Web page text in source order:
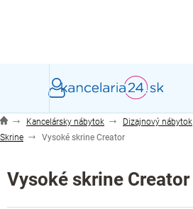
Kancelársky nábytok Dizajnový nábytok
Skrine
Vysoké skrine Creator
Vysoké skrine Creator